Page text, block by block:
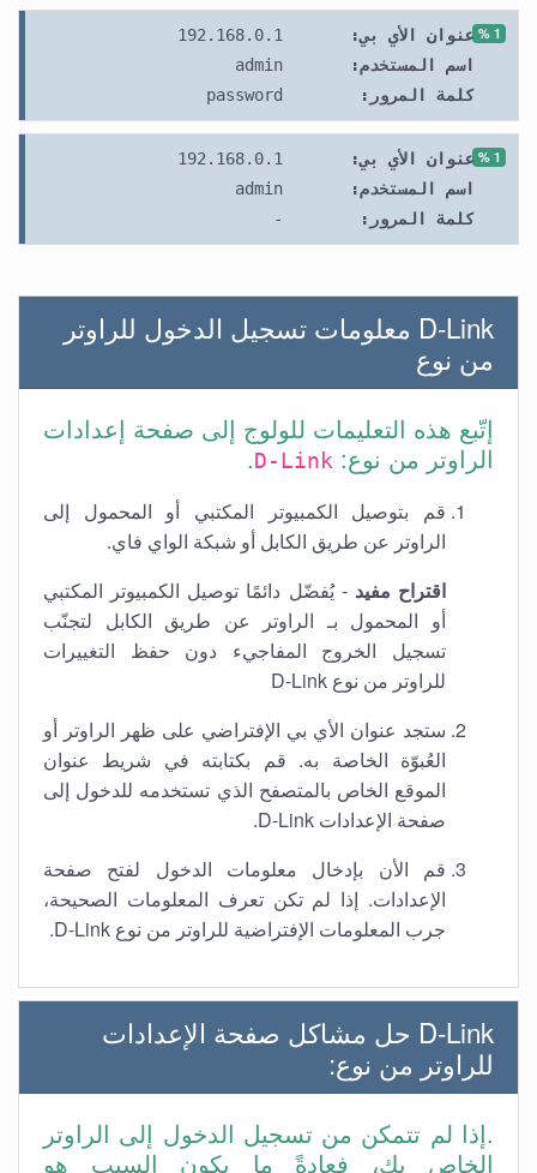
1 % عنوان الأي بي:
192.168.0.1
اسم المستخدم:
admin
كلمة المرور:
password
1 % عنوان الأي بي:
192.168.0.1
اسم المستخدم:
admin
كلمة المرور:
-
D-Link معلومات تسجيل الدخول للراوتر
من نوع
إتّبع هذه التعليمات للولوج إلى صفحة إعدادات
الراوتر من نوع: D-Link
.
قم بتوصيل الكمبيوتر المكتبي أو المحمول إلى
الراوتر عن طريق الكابل أو شبكة الواي فاي.
اقتراح مفيد - يُفضّل دائمًا توصيل الكمبيوتر المكتبي
أو المحمول بـ الراوتر عن طريق الكابل لتجنّب
تسجيل الخروج المفاجيء دون حفظ التغييرات
للراوتر من نوع D-Link
ستجد عنوان الأي بي الإفتراضي على ظهر الراوتر أو
العُبوّة الخاصة به. قم بكتابته في شريط عنوان
الموقع الخاص بالمتصفح الذي تستخدمه للدخول إلى
صفحة الإعدادات D-Link.
قم الأن بإدخال معلومات الدخول لفتح صفحة
الإعدادات. إذا لم تكن تعرف المعلومات الصحيحة،
جرب المعلومات الإفتراضية للراوتر من نوع D-Link.
D-Link حل مشاكل صفحة الإعدادات
للراوتر من نوع:
.إذا لم تتمكن من تسجيل الدخول إلى الراوتر
الخاص بك، فعادةً ما يكون السبب هو